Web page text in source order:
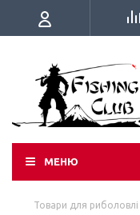
МЕНЮ
Товари для риболовлі